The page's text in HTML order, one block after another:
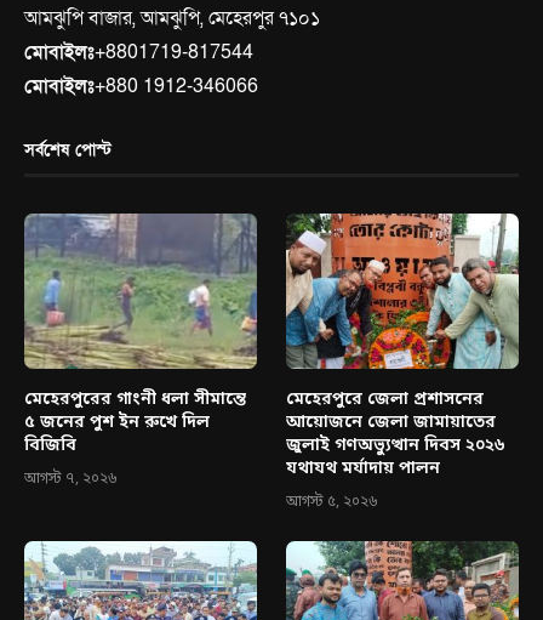
আমঝুপি বাজার, আমঝুপি, মেহেরপুর ৭১০১
মোবাইলঃ+8801719-817544
মোবাইলঃ+880 1912-346066
সর্বশেষ পোস্ট
মেহেরপুরের গাংনী ধলা সীমান্তে
৫ জনের পুশ ইন রুখে দিল
বিজিবি
আগস্ট ৭, ২০২৬
মেহেরপুরে জেলা প্রশাসনের
আয়োজনে জেলা জামায়াতের
জুলাই গণঅভ্যুত্থান দিবস ২০২৬
যথাযথ মর্যাদায় পালন
আগস্ট ৫, ২০২৬